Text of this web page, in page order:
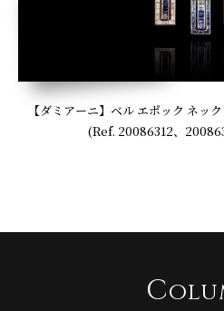
【ダミアーニ】ベル エポック ネッ
(Ref. 20086312、
C